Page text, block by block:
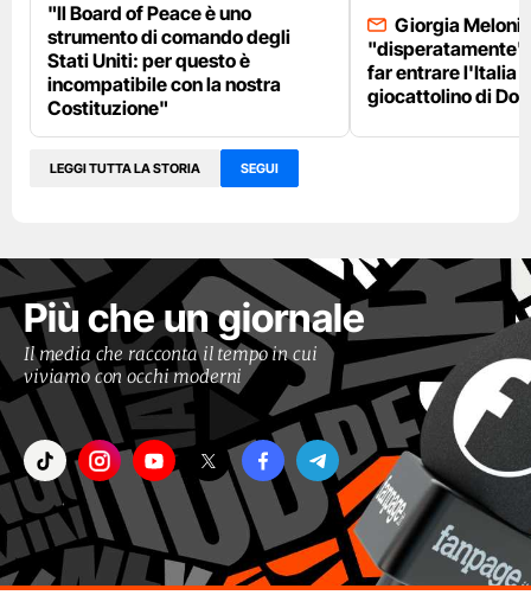
"Il Board of Peace è uno
strumento di comando degli
Stati Uniti: per questo è
incompatibile con la nostra
Costituzione"
Giorgia Meloni
"disperatamente"
far entrare l'Italia
giocattolino di
LEGGI TUTTA LA STORIA SEGUI
Più che un giornale
Il media che racconta il tempo in cui
viviamo con occhi moderni